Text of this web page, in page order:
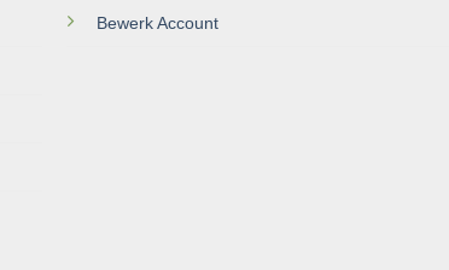
Bewerk Account